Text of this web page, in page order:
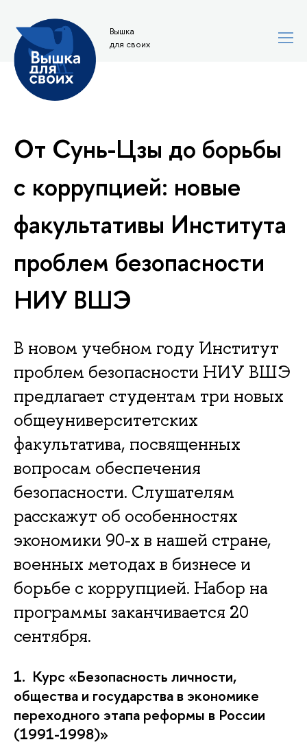
Вышка
для своих
От Сунь-Цзы до борьбы
с коррупцией: новые
факультативы Института
проблем безопасности
НИУ ВШЭ
В новом учебном году Институт
проблем безопасности НИУ ВШЭ
предлагает студентам три новых
общеуниверситетских
факультатива, посвященных
вопросам обеспечения
безопасности. Слушателям
расскажут об особенностях
экономики 90-х в нашей стране,
военных методах в бизнесе и
борьбе с коррупцией. Набор на
программы заканчивается 20
сентября.
1. Курс «Безопасность личности,
общества и государства в экономике
переходного этапа реформы в России
(1991-1998)»